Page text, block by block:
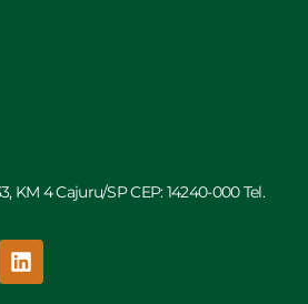
KM 4 Cajuru/SP CEP: 14240-000 Tel.